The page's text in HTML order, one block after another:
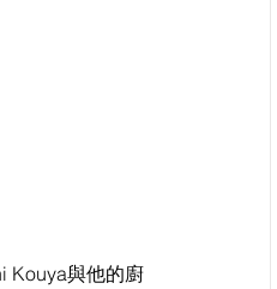
Kouya與他的廚